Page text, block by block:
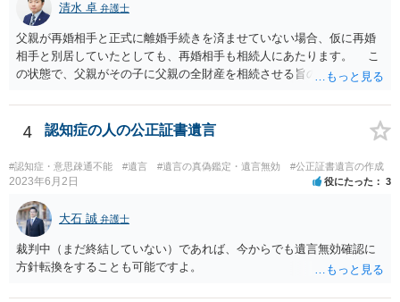
清水 卓 弁護士
父親が再婚相手と正式に離婚手続きを済ませていない場合、仮に再婚
相手と別居していたとしても、再婚相手も相続人にあたります。 こ
の状態で、父親がその子に父親の全財産を相続させる旨の公正証書遺
が、再婚相手の遺留分を侵害しているため、再婚相手から相続人
（子）に対して遺留分侵害額請求権が行使される可能性があります。
お悩みのようであれば、問題の当事者であるお父様本人がお住まい
の地域等の弁護士に直接相談してみるのが望ましいように思います。
【参考】民法 （遺留分侵害額の請求） 第千四十六条 遺留分権利者及
びその承継人は、受遺者（特定財産承継遺言により財産を承継し又は
相続分の指定を受けた相続人を含む。以下この章において同じ。）又
は受贈者に対し、遺留分侵害額に相当する金銭の支払を請求すること
ができる。
4 認知症の人の公正証書遺言
#認知症・意思疎通不能 #遺言 #遺言の真偽鑑定・遺言無効 #公正証書遺言の作成
2023年6月2日 役にたった 3
大石 誠 弁護士
裁判中（まだ終結していない）であれば、今からでも遺言無効確認に
方針転換をすることも可能ですよ。